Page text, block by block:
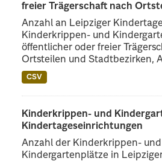
freier Trägerschaft nach
Anzahl an Leipziger
Kinderkrippen- und
öffentlicher oder freier
Ortsteilen und Stadtbezirken,
CSV
Kinderkrippen- und
Kindertageseinrichtungen
Anzahl der Kinderkrippen- und
Kindergartenplätze in